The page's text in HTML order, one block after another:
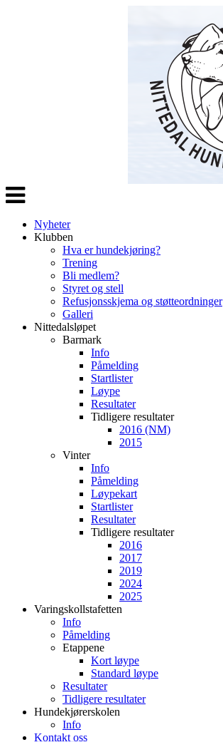
Veksle
navigasjon
Nyheter
Klubben
Hva er hundekjøring?
Trening
Bli medlem?
Styret og stell
Refusjonsskjema og støtteordninger
Galleri
Nittedalsløpet
Barmark
Info
Påmelding
Startlister
Løype
Resultater
Tidligere resultater
2016 (NM)
2015
Vinter
Info
Påmelding
Løypekart
Startlister
Resultater
Tidligere resultater
2016
2017
2019
2024
2025
Varingskollstafetten
Info
Påmelding
Etappene
Kort løype
Standard løype
Resultater
Tidligere resultater
Hundekjørerskolen
Info
Kontakt oss